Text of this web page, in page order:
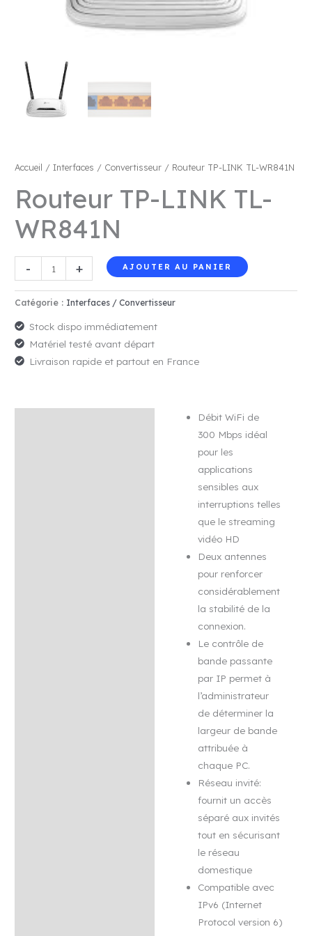
Accueil /Interfaces / Convertisseur / Routeur TP-LINK TL-WR841N
Routeur TP-LINK TL-
WR841N
-
quantité
de
Routeur
LINK
TL-
WR841N
+ AJOUTER AU PANIER
Catégorie : Interfaces / Convertisseur
Stock dispo immédiatement
Matériel testé avant départ
Livraison rapide et partout en France
Débit WiFi de
300 Mbps idéal
pour les
applications
sensibles aux
interruptions telles
que le streaming
vidéo HD
Deux antennes
pour renforcer
considérablement
la stabilité de la
connexion.
Le contrôle de
bande passante
par IP permet à
l’administrateur
de déterminer la
largeur de bande
attribuée à
chaque PC.
Réseau invité:
fournit un accès
séparé aux invités
tout en sécurisant
le réseau
domestique
Compatible avec
IPv6 (Internet
Protocol version 6)